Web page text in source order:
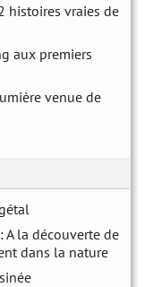
histoires vraies de
aux premiers
venue de
A la découverte de
dans la nature